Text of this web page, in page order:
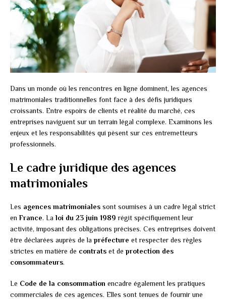
Dans un monde où les rencontres en ligne dominent, les agences
matrimoniales traditionnelles font face à des défis juridiques
croissants. Entre espoirs de clients et réalité du marché, ces
entreprises naviguent sur un terrain légal complexe. Examinons les
enjeux et les responsabilités qui pèsent sur ces entremetteurs
professionnels.
Le cadre juridique des agences
matrimoniales
Les agences matrimoniales sont soumises à un cadre légal strict
en France. La loi du 23 juin 1989 régit spécifiquement leur
activité, imposant des obligations précises. Ces entreprises doivent
être déclarées auprès de la préfecture et respecter des règles
strictes en matière de contrats et de protection des
consommateurs.
Le Code de la consommation encadre également les pratiques
commerciales de ces agences. Elles sont tenues de fournir une